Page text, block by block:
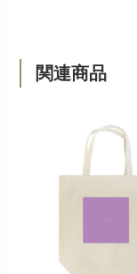
関連商品